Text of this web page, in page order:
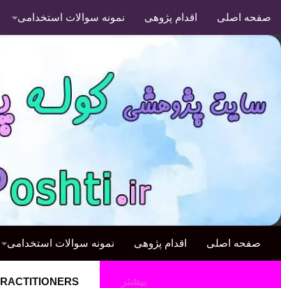
صفحه اصلی اقدام پژوهی نمونه سوالات استخدامی
صفحه اصلی اقدام پژوهی نمونه سوالات استخدامی
بیشتر